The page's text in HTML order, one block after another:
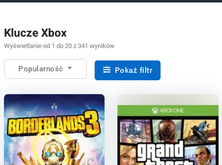
Klucze Xbox
Wyświetlanie od 1 do 20 z 341 wyników
Popularność Pokaż filtr